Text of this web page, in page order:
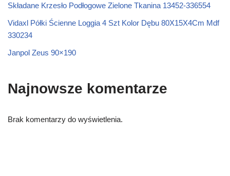
Składane Krzesło Podłogowe Zielone Tkanina 13452-336554
Vidaxl Półki Ścienne Loggia 4 Szt Kolor Dębu 80X15X4Cm Mdf
330234
Janpol Zeus 90×190
Najnowsze komentarze
Brak komentarzy do wyświetlenia.